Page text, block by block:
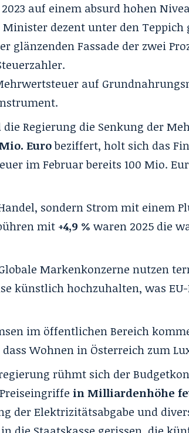
auf einem absurd hohen
dezent unter den Teppich
glänzenden Fassade der zwei
auf
Regierung die Senkung der
Eurobeziffert, holt sich das
im Februar bereits 100 Mio.
sondern Strom mit einem
mit +4,9 % waren 2025 die
Markenkonzerne nutzen
künstlich hochzuhalten, was
im öffentlichen Bereich
Wohnen in Österreich zum
rühmt sich der
in Milliardenhöhe
der Elektrizitätsabgabe und